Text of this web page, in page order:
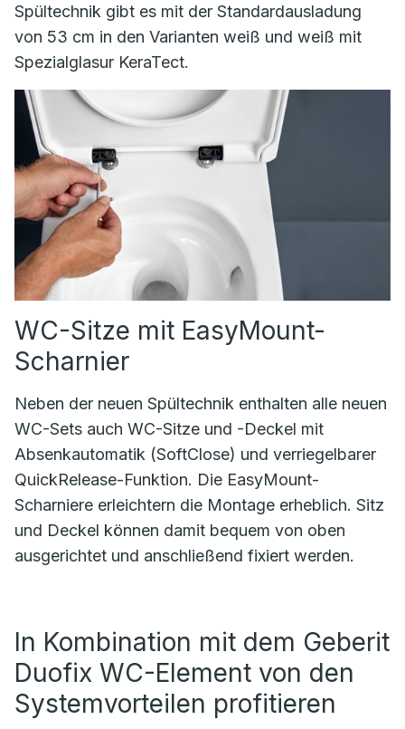
Spültechnik gibt es mit der Standardausladung
von 53 cm in den Varianten weiß und weiß mit
Spezialglasur KeraTect.
WC-Sitze mit EasyMount-
Scharnier
Neben der neuen Spültechnik enthalten alle neuen
WC-Sets auch WC-Sitze und -Deckel mit
Absenkautomatik (SoftClose) und verriegelbarer
QuickRelease-Funktion. Die EasyMount-
Scharniere erleichtern die Montage erheblich. Sitz
und Deckel können damit bequem von oben
ausgerichtet und anschließend fixiert werden.
In Kombination mit dem Geberit
Duofix WC-Element von den
Systemvorteilen profitieren